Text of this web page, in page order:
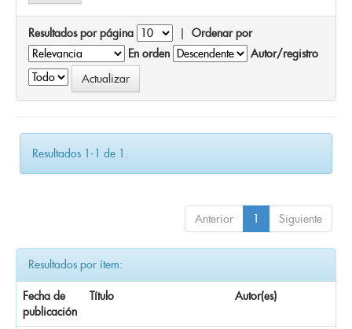
Resultados por página | Ordenar por
En orden
Autor/registro
Resultados 1-1 de 1.
Anterior 1 Siguiente
Resultados por ítem:
Fecha de
publicación
Título Autor(es)